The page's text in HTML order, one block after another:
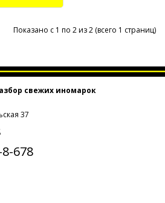
Показано с 1 по 2 из 2 (всего 1 страниц)
свежих иномарок
37
678